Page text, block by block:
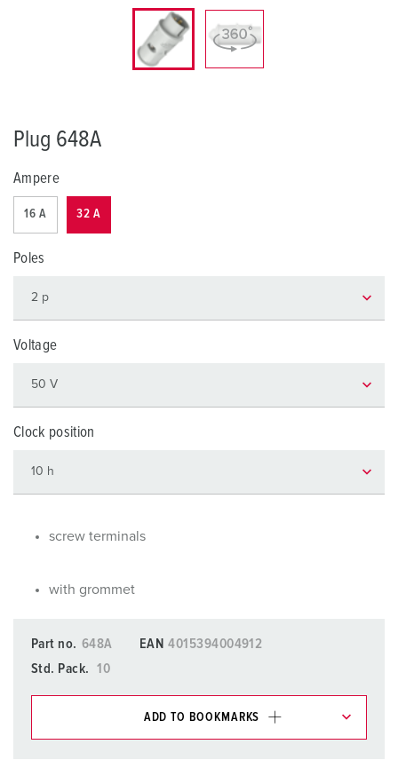
Plug 648A
Ampere
16 A 32 A
Poles
Voltage
Clock position
screw terminals
with grommet
Part no. 648A EAN 4015394004912
Std. Pack.
10
ADD TO BOOKMARKS